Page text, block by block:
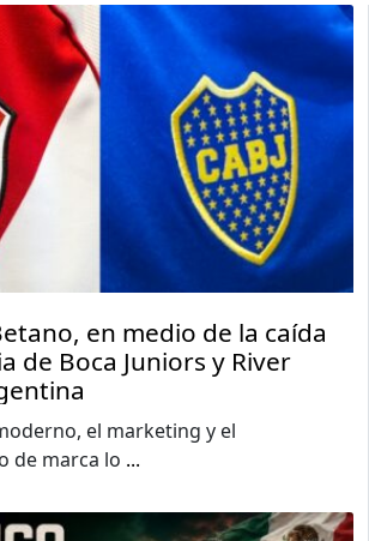
en medio de la caída
de Boca Juniors y River
el marketing y el
de marca lo ...